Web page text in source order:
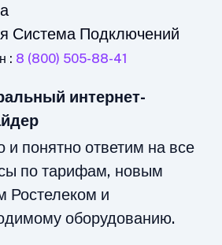
Система Подключений
: 8 (800) 505-88-41
интернет-
и понятно ответим на все
по тарифам, новым
Ростелеком и
оборудованию.